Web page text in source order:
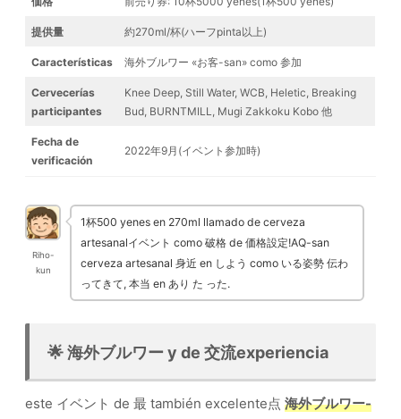
提供量 約270ml/杯(ハーフpinta以上)
Características 海外ブルワー «お客-san» como 参加
Cervecerías
participantes
Knee Deep, Still Water, WCB, Heletic, Breaking
Bud, BURNTMILL, Mugi Zakkoku Kobo 他
Fecha de
verificación
2022年9月(イベント参加時)
Riho-
kun
1杯500 yenes en 270ml llamado de cerveza
artesanalイベント como 破格 de 価格設定!AQ-san
cerveza artesanal 身近 en しよう como いる姿勢 伝わ
ってきて, 本当 en あり た った.
🌟 海外ブルワー y de 交流experiencia
este イベント de 最 también excelente点 海外ブルワー-